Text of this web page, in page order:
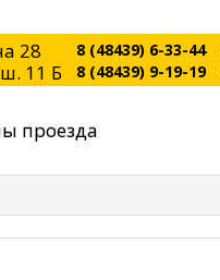
28
11 Б
8 (48439) 6-33-44
8 (48439) 9-19-19
проезда